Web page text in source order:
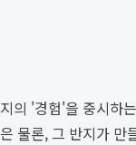
의 '경험'을 중시하
물론, 그 반지가